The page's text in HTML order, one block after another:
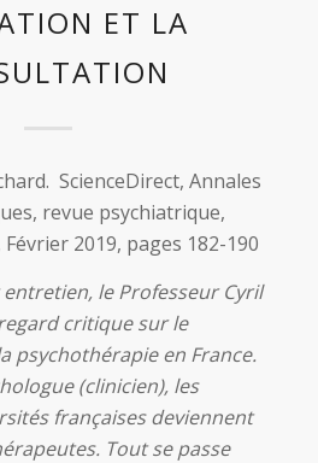
ET LA
ScienceDirect, Annales
revue psychiatrique,
2019, pages 182-190
le Professeur Cyril
critique sur le
psychothérapie en France.
(clinicien), les
françaises deviennent
Tout se passe